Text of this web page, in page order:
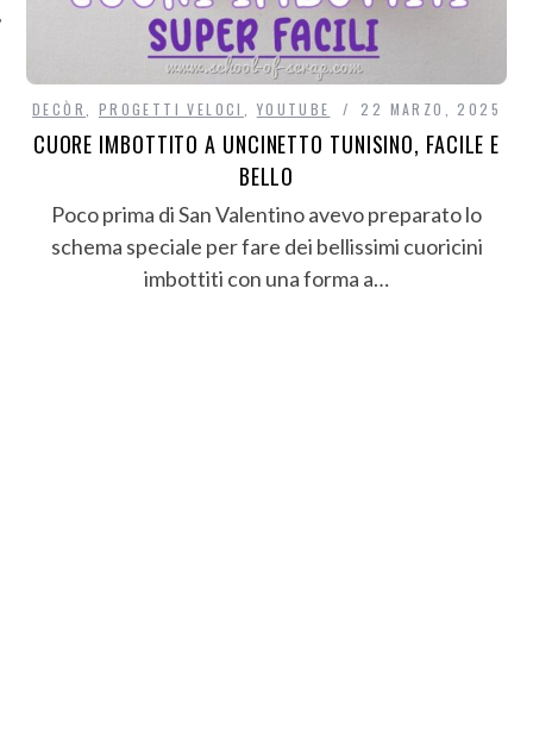
DECÒR, PROGETTI VELOCI , YOUTUBE 22 MARZO, 2025
CUORE IMBOTTITO A UNCINETTO TUNISINO, FACILE E
BELLO
Poco prima di San Valentino avevo preparato lo
schema speciale per fare dei bellissimi cuoricini
imbottiti con una forma a…